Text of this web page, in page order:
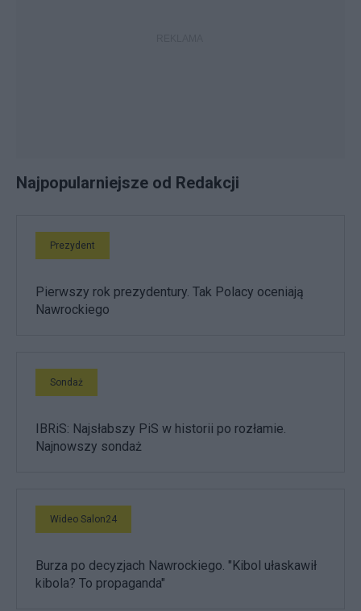
Najpopularniejsze od Redakcji
Prezydent
Pierwszy rok prezydentury. Tak Polacy oceniają
Nawrockiego
Sondaż
IBRiS: Najsłabszy PiS w historii po rozłamie.
Najnowszy sondaż
Wideo Salon24
Burza po decyzjach Nawrockiego. "Kibol ułaskawił
kibola? To propaganda"